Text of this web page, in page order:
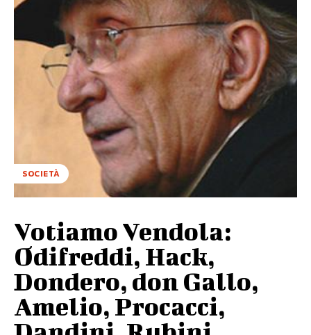
SOCIETÀ
Votiamo Vendola:
Odifreddi, Hack,
Dondero, don Gallo,
Amelio, Procacci,